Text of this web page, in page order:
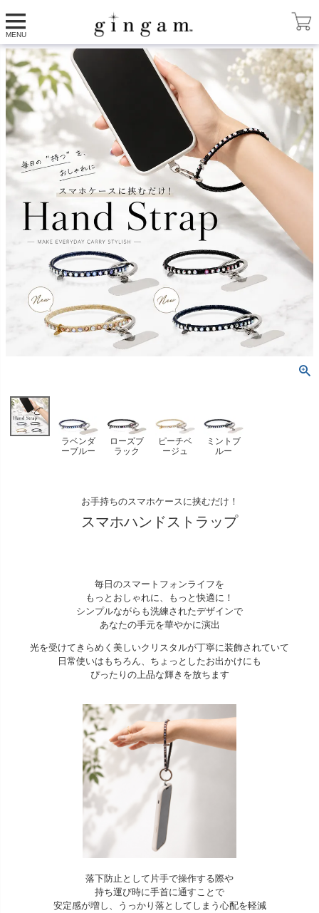
MENU
HOME スマホハンドストラップ
ラベンダ
ーブルー
ローズブ
ラック
ピーチベ
ージュ
ミントブ
ルー
お手持ちのスマホケースに挟むだけ！
スマホハンドストラップ
毎日のスマートフォンライフを
もっとおしゃれに、もっと快適に！
シンプルながらも洗練されたデザインで
あなたの手元を華やかに演出
光を受けてきらめく美しいクリスタルが丁寧に装飾されていて
日常使いはもちろん、ちょっとしたお出かけにも
ぴったりの上品な輝きを放ちます
落下防止として片手で操作する際や
持ち運び時に手首に通すことで
安定感が増し、うっかり落としてしまう心配を軽減